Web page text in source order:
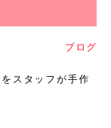
ブログ
スタッフが手作